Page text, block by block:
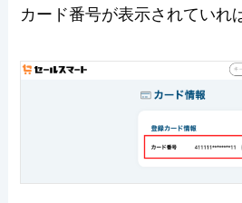
カード番号が表示されていれ